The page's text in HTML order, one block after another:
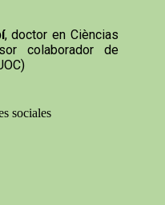
, doctor en Cièncias
colaborador de
sociales